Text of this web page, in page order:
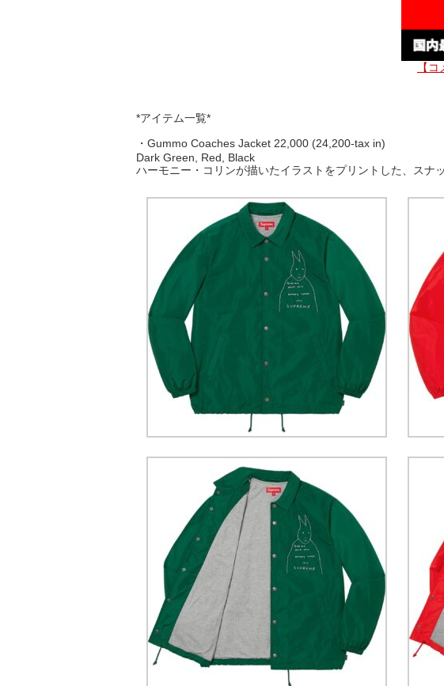
【
*アイテム一覧*
・Gummo Coaches Jacket 22,000 (24,200-tax in)
Dark Green, Red, Black
ハーモニー・コリンが描いたイラストをプリントした、スナ